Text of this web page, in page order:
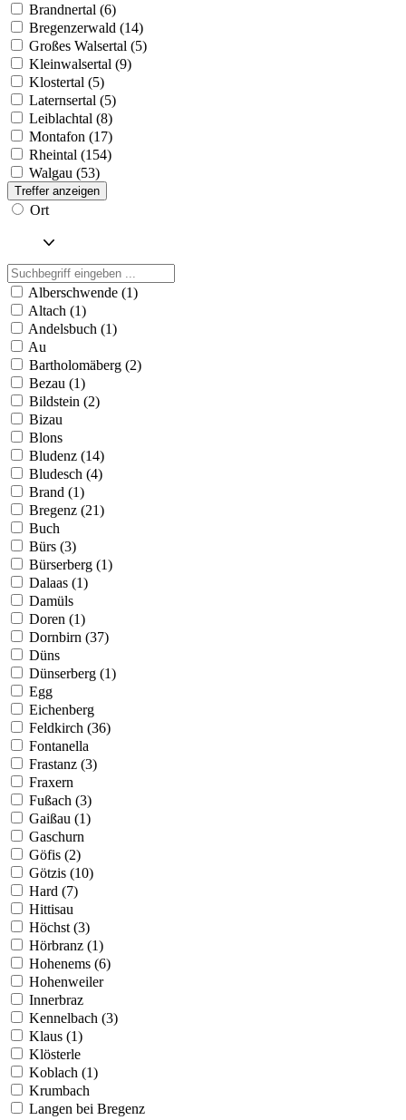
Brandnertal (6)
Bregenzerwald (14)
Großes Walsertal (5)
Kleinwalsertal (9)
Klostertal (5)
Laternsertal (5)
Leiblachtal (8)
Montafon (17)
Rheintal (154)
Walgau (53)
Treffer anzeigen
Ort
Alberschwende (1)
Altach (1)
Andelsbuch (1)
Au
Bartholomäberg (2)
Bezau (1)
Bildstein (2)
Bizau
Blons
Bludenz (14)
Bludesch (4)
Brand (1)
Bregenz (21)
Buch
Bürs (3)
Bürserberg (1)
Dalaas (1)
Damüls
Doren (1)
Dornbirn (37)
Düns
Dünserberg (1)
Egg
Eichenberg
Feldkirch (36)
Fontanella
Frastanz (3)
Fraxern
Fußach (3)
Gaißau (1)
Gaschurn
Göfis (2)
Götzis (10)
Hard (7)
Hittisau
Höchst (3)
Hörbranz (1)
Hohenems (6)
Hohenweiler
Innerbraz
Kennelbach (3)
Klaus (1)
Klösterle
Koblach (1)
Krumbach
Langen bei Bregenz